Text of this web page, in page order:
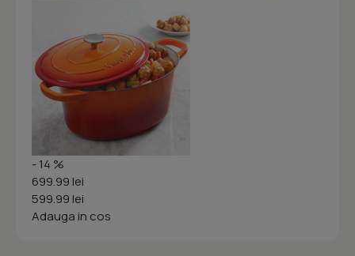
- 14 %
699.99 lei
599.99 lei
Adauga in cos